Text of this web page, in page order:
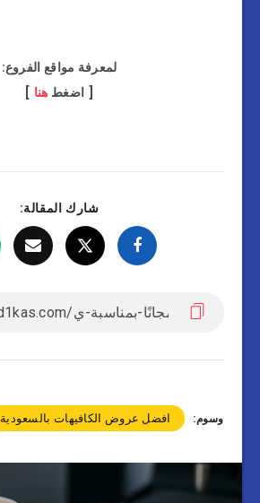
لمعرفة مواقع الفروع:
[ اضغط هنا ]
شارك المقالة:
وسوم: افضل عروض الكافيهات بالسعودية